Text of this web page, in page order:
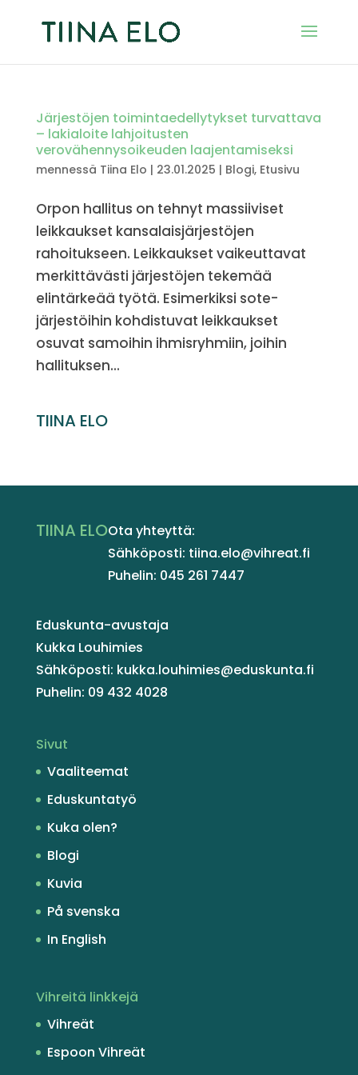
Järjestöjen toimintaedellytykset turvattava
– lakialoite lahjoitusten
verovähennysoikeuden laajentamiseksi
mennessä Tiina Elo | 23.01.2025 | Blogi, Etusivu
Orpon hallitus on tehnyt massiiviset
leikkaukset kansalaisjärjestöjen
rahoitukseen. Leikkaukset vaikeuttavat
merkittävästi järjestöjen tekemää
elintärkeää työtä. Esimerkiksi sote-
järjestöihin kohdistuvat leikkaukset
osuvat samoihin ihmisryhmiin, joihin
hallituksen...
TIINA ELO
TIINA ELOOta yhteyttä:
Sähköposti: tiina.elo@vihreat.fi
Puhelin: 045 261 7447
Eduskunta-avustaja
Kukka Louhimies
Sähköposti: kukka.louhimies@eduskunta.fi
Puhelin: 09 432 4028
Sivut
Vaaliteemat
Eduskuntatyö
Kuka olen?
Blogi
Kuvia
På svenska
In English
Vihreitä linkkejä
Vihreät
Espoon Vihreät